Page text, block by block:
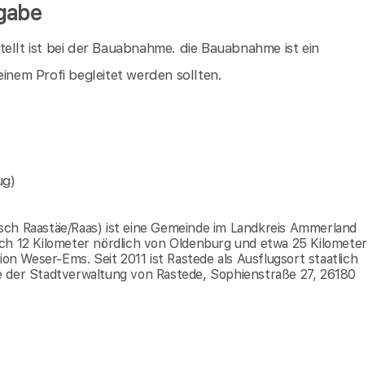
ist bei der Bauabnahme. die Bauabnahme ist ein
Profi begleitet werden sollten.
Raastäe/Raas) ist eine Gemeinde im Landkreis Ammerland
12 Kilometer nördlich von Oldenburg und etwa 25 Kilometer
Weser-Ems. Seit 2011 ist Rastede als Ausflugsort staatlich
Stadtverwaltung von Rastede, Sophienstraße 27, 26180